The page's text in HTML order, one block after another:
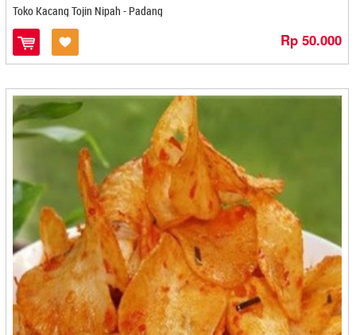
Graha Otak Otak - Pangkal Pinang
Griya Pecel 276 - Kediri
Gryshufa - Bekasi
Gudeg Bu Lies - Yogyakarta
Gudeg Bu Tjitro - Yogyakarta
Gudeg Manggar Bu Tinur - Yogyakarta
GUDEG YU DJUM - Yogyakarta
Gula Semut Aren Berkah Buluh Awar - Medan
Hafa Esa Bolu Gulung - Medan
Hafara Honey - Cirebon
Halifa Cimilikitiw - Banjarmasin
Halo Oma - Cilegon
Hanana - Cilacap
HD RASA - Cilegon
Healthy Sweet Nukita Food - Bandung
Toko Kacang Tojin Nipah - Padang
Rp 50.000